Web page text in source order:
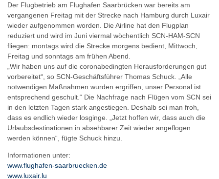
Der Flugbetrieb am Flughafen Saarbrücken war bereits am
vergangenen Freitag mit der Strecke nach Hamburg durch Luxair
wieder aufgenommen worden. Die Airline hat den Flugplan
reduziert und wird im Juni viermal wöchentlich SCN-HAM-SCN
fliegen: montags wird die Strecke morgens bedient, Mittwoch,
Freitag und sonntags am frühen Abend.
„Wir haben uns auf die coronabedingten Herausforderungen gut
vorbereitet“, so SCN-Geschäftsführer Thomas Schuck. „Alle
notwendigen Maßnahmen wurden ergriffen, unser Personal ist
entsprechend geschult.“ Die Nachfrage nach Flügen vom SCN sei
in den letzten Tagen stark angestiegen. Deshalb sei man froh,
dass es endlich wieder losginge. „Jetzt hoffen wir, dass auch die
Urlaubsdestinationen in absehbarer Zeit wieder angeflogen
werden können“, fügte Schuck hinzu.
Informationen unter:
www.flughafen-saarbruecken.de
www.luxair.lu